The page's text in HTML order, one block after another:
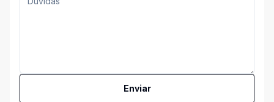
Enviar